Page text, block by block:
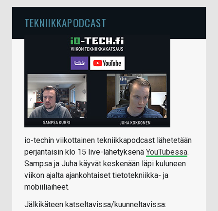
TEKNIIKKAPODCAST
io-techin viikottainen tekniikkapodcast lähetetään
perjantaisin klo 15 live-lähetyksenä YouTubessa.
Sampsa ja Juha käyvät keskenään läpi kuluneen
viikon ajalta ajankohtaiset tietotekniikka- ja
mobiiliaiheet.
Jälkikäteen katseltavissa/kuunneltavissa: